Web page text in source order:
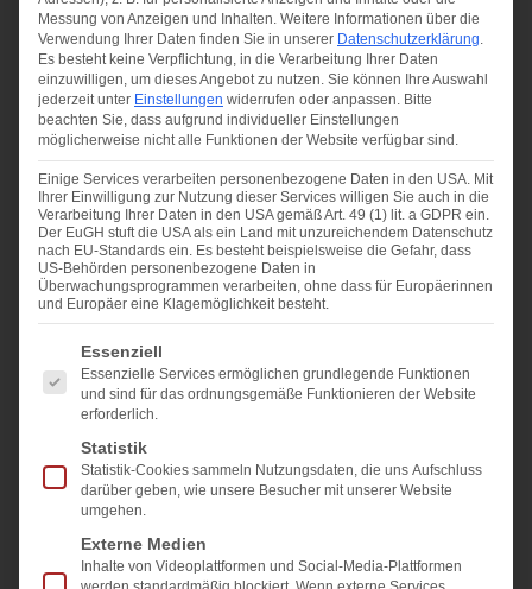
Übergabeprotokoll beim
Immobilienverkauf: was wirklich
hineingehört
Das Übergabeprotokoll hält fest, in welchem Zustand
Messung von Anzeigen und Inhalten. Weitere Informationen über die
Verwendung Ihrer Daten finden Sie in unserer Datenschutzerklärung.
Es besteht keine Verpflichtung, in die Verarbeitung Ihrer Daten
einzuwilligen, um dieses Angebot zu nutzen. Sie können Ihre Auswahl
jederzeit unter Einstellungen widerrufen oder anpassen. Bitte
beachten Sie, dass aufgrund individueller Einstellungen
möglicherweise nicht alle Funktionen der Website verfügbar sind.
Einige Services verarbeiten personenbezogene Daten in den USA. Mit
Ihrer Einwilligung zur Nutzung dieser Services willigen Sie auch in die
Verarbeitung Ihrer Daten in den USA gemäß Art. 49 (1) lit. a GDPR ein.
Der EuGH stuft die USA als ein Land mit unzureichendem Datenschutz
nach EU-Standards ein. Es besteht beispielsweise die Gefahr, dass
US-Behörden personenbezogene Daten in
Überwachungsprogrammen verarbeiten, ohne dass für Europäerinnen
und Europäer eine Klagemöglichkeit besteht.
Es folgt eine Liste der Service-Gruppen, für die eine
Essenziell
Essenzielle Services ermöglichen grundlegende Funktionen
und sind für das ordnungsgemäße Funktionieren der Website
erforderlich.
Statistik
Statistik-Cookies sammeln Nutzungsdaten, die uns Aufschluss
darüber geben, wie unsere Besucher mit unserer Website
umgehen.
Externe Medien
Inhalte von Videoplattformen und Social-Media-Plattformen